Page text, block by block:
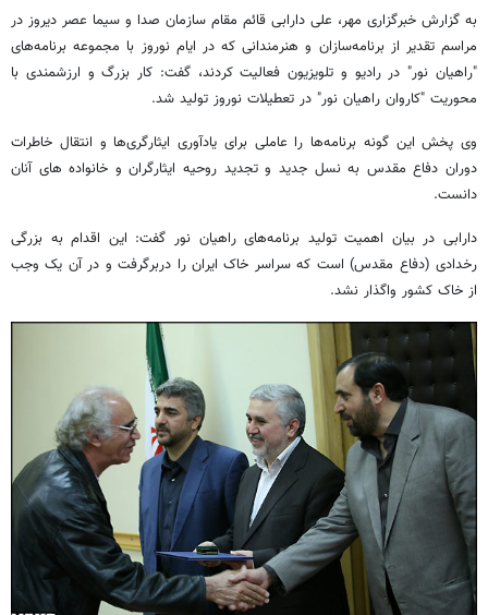
به گزارش خبرگزاری مهر، علی دارابی قائم مقام سازمان صدا و سیما عصر دیروز در
مراسم تقدیر از برنامه‌سازان و هنرمندانی که در ایام نوروز با مجموعه برنامه‌های
"راهیان نور" در رادیو و تلویزیون فعالیت کردند، گفت: کار بزرگ و ارزشمندی با
محوریت "کاروان راهیان نور" در تعطیلات نوروز تولید شد.
وی پخش این گونه برنامه‌ها را عاملی برای یادآوری ایثارگری‌ها و انتقال خاطرات
دوران دفاع مقدس به نسل جدید و تجدید روحیه ایثارگران و خانواده های آنان
دانست.
دارابی در بیان اهمیت تولید برنامه‌های راهیان نور گفت: این اقدام به بزرگی
رخدادی (دفاع مقدس) است که سراسر خاک ایران را دربرگرفت و در آن یک وجب
از خاک کشور واگذار نشد.